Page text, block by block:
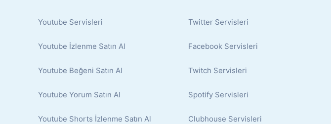
Youtube Servisleri
Youtube İzlenme Satın Al
Youtube Beğeni Satın Al
Youtube Yorum Satın Al
Youtube Shorts İzlenme Satın Al
Twitter Servisleri
Facebook Servisleri
Twitch Servisleri
Spotify Servisleri
Clubhouse Servisleri